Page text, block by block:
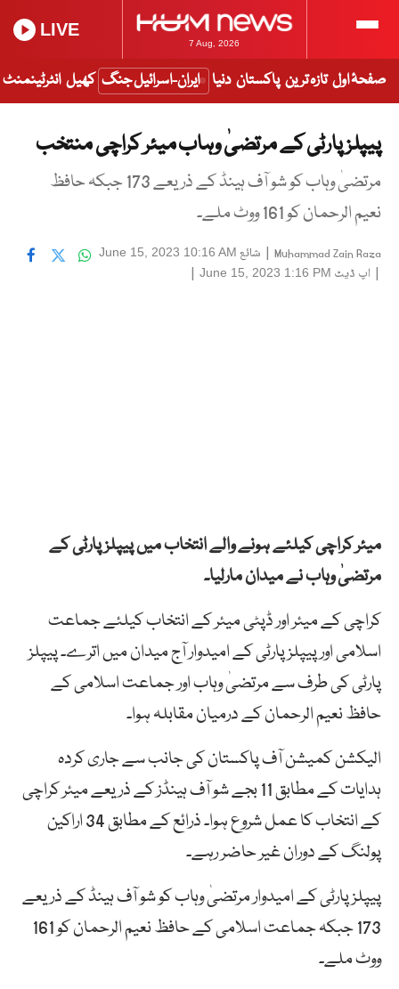
7 Aug, 2026
LIVE
صفحۂ اول تازہ ترین پاکستان دنیا ایران-اسرائیل جنگ کھیل انٹرٹینمنٹ
پیپلز پارٹی کے مرتضیٰ وہاب میئر کراچی منتخب
مرتضیٰ وہاب کو شو آف ہینڈ کے ذریعے 173 جبکہ حافظ
نعیم الرحمان کو 161 ووٹ ملے۔
Muhammad Zain Raza
| شائع June 15, 2023 10:16 AM
| اپ ڈیٹ June 15, 2023 1:16 PM
|
میئر کراچی کیلئے ہونے والے انتخاب میں پیپلز پارٹی کے
مرتضیٰ وہاب نے میدان مارلیا۔
کراچی کے میئر اور ڈپٹی میئر کے انتخاب کیلئے جماعت
اسلامی اور پیپلز پارٹی کے امیدوار آج میدان میں اترے۔ پیپلز
پارٹی کی طرف سے مرتضیٰ وہاب اور جماعت اسلامی کے
حافظ نعیم الرحمان کے درمیان مقابلہ ہوا۔
الیکشن کمیشن آف پاکستان کی جانب سے جاری کردہ
ہدایات کے مطابق 11 بجے شو آف ہینڈز کے ذریعے میئر کراچی
کے انتخاب کا عمل شروع ہوا۔ ذرائع کے مطابق 34 اراکین
پولنگ کے دوران غیر حاضر رہے۔
پیپلز پارٹی کے امیدوار مرتضیٰ وہاب کو شو آف ہینڈ کے ذریعے
173 جبکہ جماعت اسلامی کے حافظ نعیم الرحمان کو 161
ووٹ ملے۔